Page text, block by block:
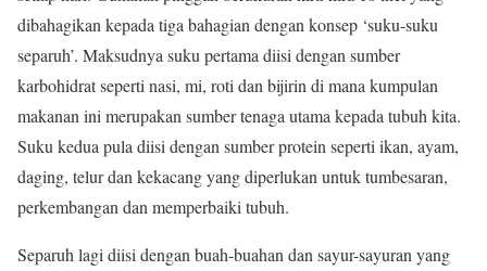
dibahagikan kepada tiga bahagian dengan konsep ‘suku-suku
separuh’. Maksudnya suku pertama diisi dengan sumber
karbohidrat seperti nasi, mi, roti dan bijirin di mana kumpulan
makanan ini merupakan sumber tenaga utama kepada tubuh kita.
Suku kedua pula diisi dengan sumber protein seperti ikan, ayam,
daging, telur dan kekacang yang diperlukan untuk tumbesaran,
perkembangan dan memperbaiki tubuh.
Separuh lagi diisi dengan buah-buahan dan sayur-sayuran yang